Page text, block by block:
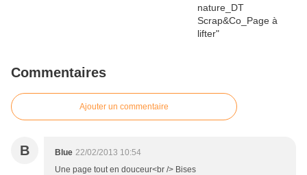
Commentaires
Ajouter un commentaire
B Blue 22/02/2013 10:54
Une page tout en douceur<br /> Bises